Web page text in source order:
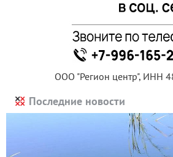
ООО "Регион центр", ИНН
Последние новости